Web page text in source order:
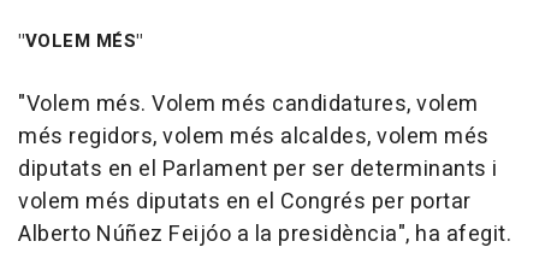
"VOLEM MÉS"
"Volem més. Volem més candidatures, volem
més regidors, volem més alcaldes, volem més
diputats en el Parlament per ser determinants i
volem més diputats en el Congrés per portar
Alberto Núñez Feijóo a la presidència", ha afegit.